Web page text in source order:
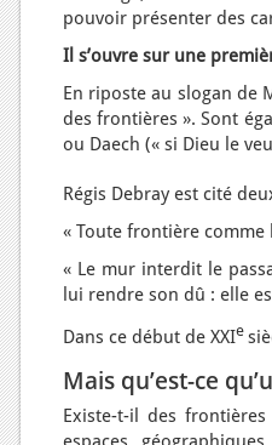
pouvoir présenter des
Il s’ouvre sur une
En riposte au slogan de
des frontières ». Sont
ou Daech (« si Dieu le
Régis Debray est cité
« Toute frontière comme
« Le mur interdit le
lui rendre son dû : elle
Dans ce début de XXIe
Mais qu’est-ce
Existe-t-il des